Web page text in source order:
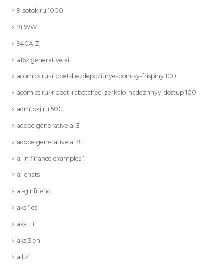
9-sotok.ru 1000
9) WW
940A Z
a16z generative ai
acomics.ru~riobet-bezdepozitnye-bonusy-frispiny 100
acomics.ru~riobet-rabotchee-zerkalo-nadezhnyy-dostup 100
admtoki.ru 500
adobe generative ai 3
adobe generative ai 8
ai in finance examples 1
ai-chats
ai-girlfriend
aks 1 es
aks 1 it
aks 3 en
all Z